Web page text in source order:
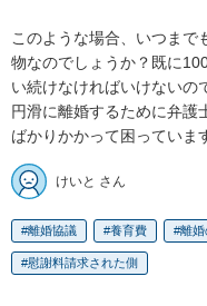
このような場合、いつまで
物なのでしょうか？既に
い続けなければいけないの
円滑に離婚するために弁護
ばかりかかって困っていま
けいと さん
離婚協議 養育費 離婚
慰謝料請求された側